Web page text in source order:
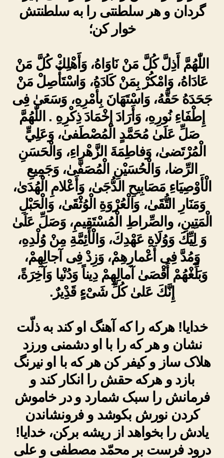
گردان و هر سلطنتی را به سلطنتش
خوار کن؛
اللّٰهُمَّ أَذِلَّ كُلَّ مَنْ نَاوَاهُ، وَأَهْلِكْ كُلَّ مَنْ
عَادَاهُ، وَامْكُرْ بِمَنْ كَادَهُ، وَاسْتَأْصِلْ مَنْ
جَحَدَهُ حَقَّهُ، وَاسْتَهَانَ بِأَمْرِهِ، وَسَعَىٰ فِى
إِطْفَاءِ نُورِهِ، وَأَرَادَ إِخْمَادَ ذِكْرِهِ . اللّٰهُمَّ
صَلِّ عَلَىٰ مُحَمَّدٍ الْمُصْطَفىٰ، وَعَلِيٍّ
الْمُرْتَضىٰ، وَفاطِمَةَ الزَّهْراءِ، وَالْحَسَنِ
الرِّضا، وَالْحُسَيْنِ الْمُصَفَّىٰ، وَجَمِيعِ
الْأَوْصِيَاءِ مَصَابِيحِ الدُّجَىٰ، وَأَعْلامِ الْهُدَىٰ،
وَمَنَارِ التُّقَىٰ، وَالْعُرْوَةِ الْوُثْقَىٰ، وَالْحَبْلِ
الْمَتِينِ، والصِّراطِ الْمُسْتَقِيمِ، وَصَلِّ عَلَىٰ
وَ لِيِّكَ وَوُلَاةِ عَهْدِكَ، وَالْأَئِمَّةِ مِنْ وُلْدِهِ،
وَمُدَّ فِى أَعْمارِهِمْ، وَزِدْ فِى آجالِهِمْ،
وَبَلِّغْهُمْ أَقْصَىٰ آمالِهِمْ دِيناً وَدُنْيا وَآخِرَةً،
إِنَّكَ عَلىٰ كُلِّ شَىْءٍ قَدِْيرٌ.
خدایا! هرکه را که آهنگ او کند به ذلّت
نشان و هر که را با او دشمنی ورزد
هلاک ساز و کیفر کن هر که با او نیرنگ
بازد و هرکه حقش را انکار کند و
فرمانش را سبک شمارد و در خاموش
کردن نورش بکوشد و فرونشاندن
یادش را بخواهد از ریشه برکن، خدایا!
درود فرست بر محمّد مصطفی و علی